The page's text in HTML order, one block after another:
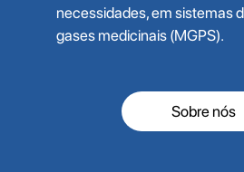
necessidades, em sistemas
gases medicinais (MGPS).
Sobre nós